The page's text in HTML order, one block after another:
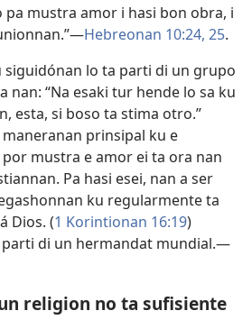
mustra amor i hasi bon obra, i
Hebreonan 10:24, 25.
siguidónan lo ta parti di un grupo
nan: “Na esaki tur hende lo sa ku
esta, si boso ta stima otro.”
maneranan prinsipal ku e
mustra e amor ei ta ora nan
Pa hasi esei, nan a ser
ku regularmente ta
Dios. (1 Korintionan 16:19)
di un hermandat mundial.​—
religion no ta sufisiente